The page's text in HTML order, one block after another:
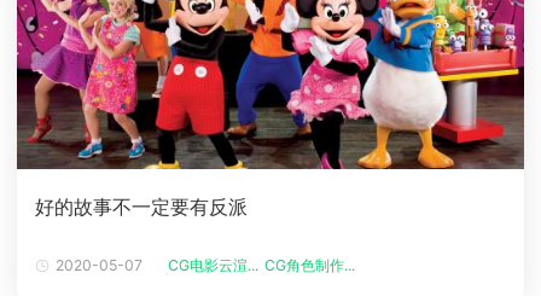
好的故事不一定要有反派
2020-05-07 CG电影云渲... CG角色制作...